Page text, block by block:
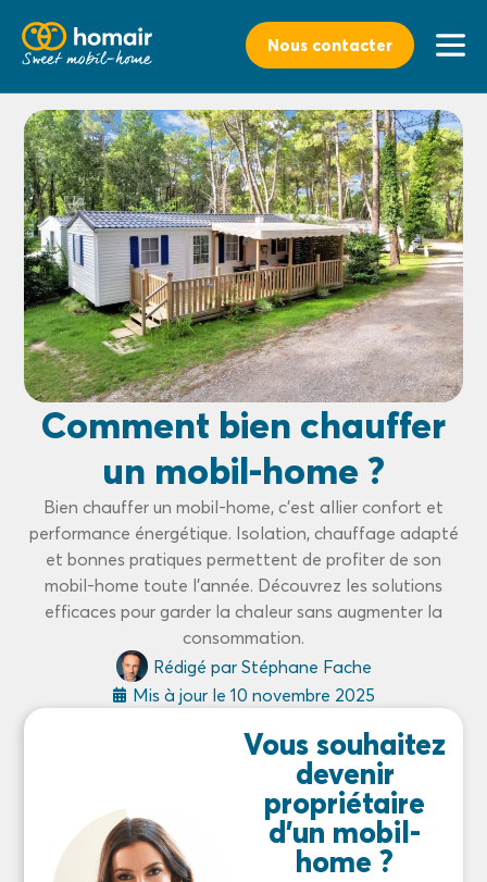
Nous contacter
Comment bien chauffer
un mobil-home ?
Bien chauffer un mobil-home, c’est allier confort et
performance énergétique. Isolation, chauffage adapté
et bonnes pratiques permettent de profiter de son
mobil-home toute l’année. Découvrez les solutions
efficaces pour garder la chaleur sans augmenter la
consommation.
Rédigé par Stéphane Fache
Mis à jour le 10 novembre 2025
Vous souhaitez
devenir
propriétaire
d'un mobil-
home ?